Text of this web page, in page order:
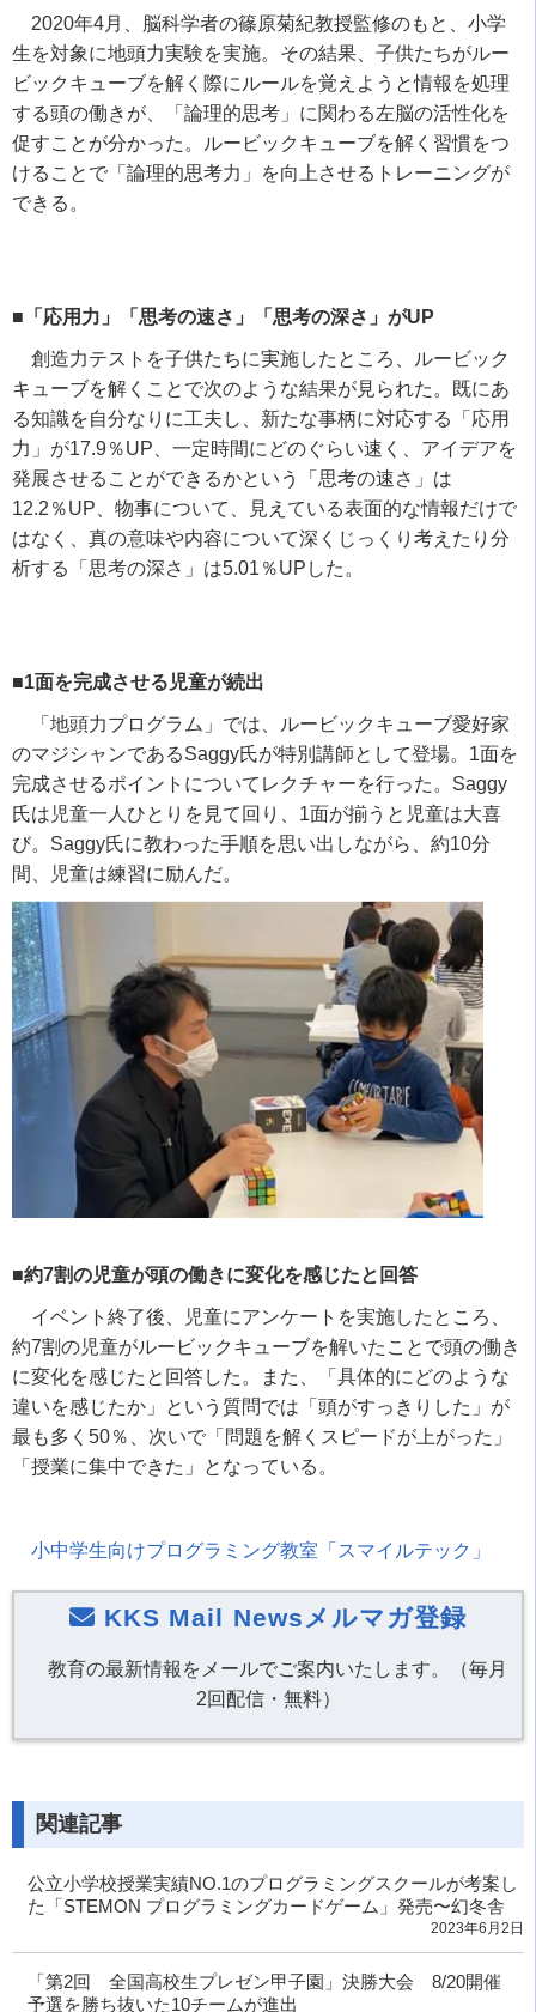
2020年4月、脳科学者の篠原菊紀教授監修のもと、小学
生を対象に地頭力実験を実施。その結果、子供たちがルー
ビックキューブを解く際にルールを覚えようと情報を処理
する頭の働きが、「論理的思考」に関わる左脳の活性化を
促すことが分かった。ルービックキューブを解く習慣をつ
けることで「論理的思考力」を向上させるトレーニングが
できる。
■「応用力」「思考の速さ」「思考の深さ」がUP
創造力テストを子供たちに実施したところ、ルービック
キューブを解くことで次のような結果が見られた。既にあ
る知識を自分なりに工夫し、新たな事柄に対応する「応用
力」が17.9％UP 、一定時間にどのぐらい速く、アイデアを
発展させることができるかという「思考の速さ」は
12.2 ％UP 、物事について、見えている表面的な情報だけで
はなく、真の意味や内容について深くじっくり考えたり分
析する「思考の深さ」は5.01 ％UP した。
■1面を完成させる児童が続出
「地頭力プログラム」では、ルービックキューブ愛好家
のマジシャンであるSaggy氏が特別講師として登場。 1面を
完成させるポイントについてレクチャーを行った。 Saggy
氏は児童一人ひとりを見て回り、 1面が揃うと児童は大喜
び。 Saggy氏に教わった手順を思い出しながら、約10分
間、児童は練習に励んだ。
■約7割の児童が頭の働きに変化を感じたと回答
イベント終了後、児童にアンケートを実施したところ、
約7割の児童がルービックキューブを解いたことで頭の働き
に変化を感じたと回答した。また、「具体的にどのような
違いを感じたか」という質問では「頭がすっきりした」が
最も多く 50％、次いで「問題を解くスピードが上がった」
「授業に集中できた」となっている。
小中学生向けプログラミング教室「スマイルテック」
KKS Mail Newsメルマガ登録
教育の最新情報をメールでご案内いたします。（毎月
2回配信・無料）
関連記事
公立小学校授業実績NO.1のプログラミングスクールが考案し
た「STEMON プログラミングカードゲーム」発売〜幻冬舎
2023年6月2日
「第2回 全国高校生プレゼン甲子園」決勝大会 8/20開催
予選を勝ち抜いた10チームが進出